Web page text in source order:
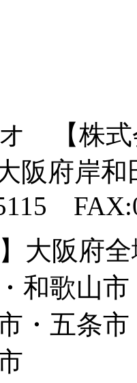
オ 【株
阪府岸和
大阪府
和歌山
・五条